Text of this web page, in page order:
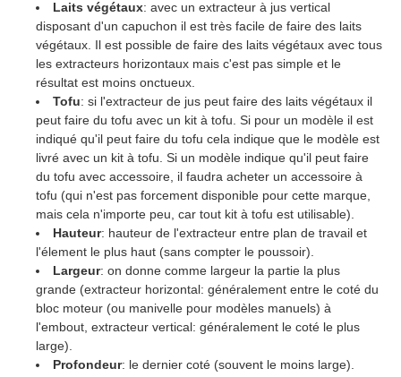
Laits végétaux: avec un extracteur à jus vertical
disposant d'un capuchon il est très facile de faire des laits
végétaux. Il est possible de faire des laits végétaux avec tous
les extracteurs horizontaux mais c'est pas simple et le
résultat est moins onctueux.
Tofu: si l'extracteur de jus peut faire des laits végétaux il
peut faire du tofu avec un kit à tofu. Si pour un modèle il est
indiqué qu'il peut faire du tofu cela indique que le modèle est
livré avec un kit à tofu. Si un modèle indique qu'il peut faire
du tofu avec accessoire, il faudra acheter un accessoire à
tofu (qui n'est pas forcement disponible pour cette marque,
mais cela n'importe peu, car tout kit à tofu est utilisable).
Hauteur: hauteur de l'extracteur entre plan de travail et
l'élement le plus haut (sans compter le poussoir).
Largeur: on donne comme largeur la partie la plus
grande (extracteur horizontal: généralement entre le coté du
bloc moteur (ou manivelle pour modèles manuels) à
l'embout, extracteur vertical: généralement le coté le plus
large).
Profondeur: le dernier coté (souvent le moins large).